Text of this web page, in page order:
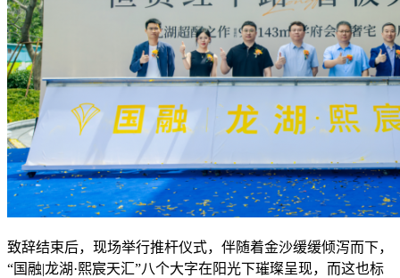
致辞结束后，现场举行推杆仪式，伴随着金沙缓缓倾泻而下，
“国融|龙湖·熙宸天汇”八个大字在阳光下璀璨呈现，而这也标